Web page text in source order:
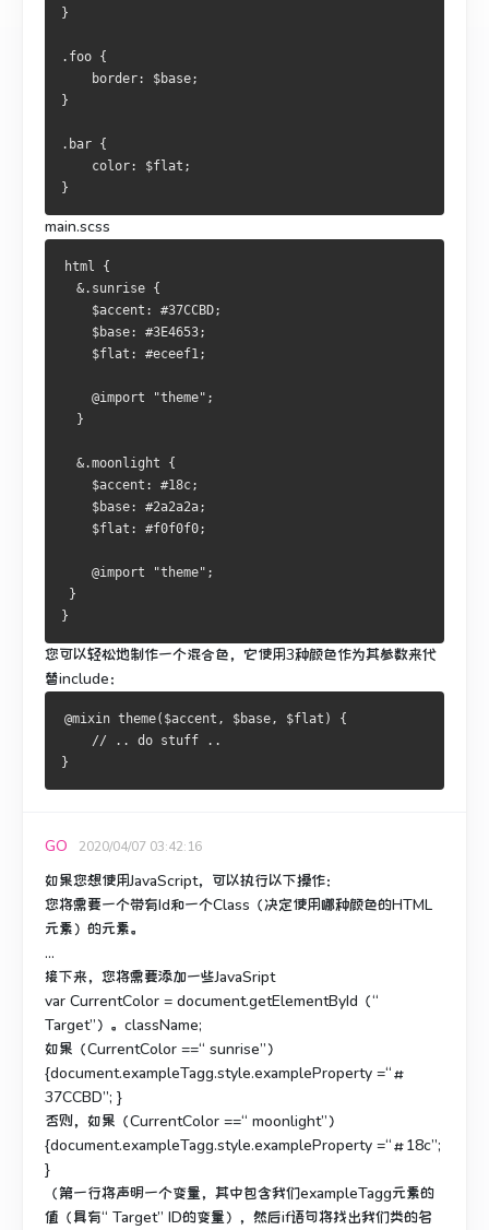
}
.foo {
    border: $base;
}
.bar {
    color: $flat;
}
main.scss
html {
  &.sunrise {
    $accent: #37CCBD;
    $base: #3E4653;
    $flat: #eceef1;
    @import "theme";
  }
  &.moonlight {
    $accent: #18c;
    $base: #2a2a2a;
    $flat: #f0f0f0;
    @import "theme";
}
}
您可以轻松地制作一个混合色，它使用3种颜色作为其参数来代
替include：
@mixin theme($accent, $base, $flat) {
    // .. do stuff ..
}
GO 2020/04/07 03:42:16
如果您想使用JavaScript，可以执行以下操作：
您将需要一个带有Id和一个Class（决定使用哪种颜色的HTML
元素）的元素。
...
接下来，您将需要添加一些JavaSript
var CurrentColor = document.getElementById（“
Target”）。className;
如果（CurrentColor ==“ sunrise”）
{document.exampleTagg.style.exampleProperty =“＃
37CCBD”; }
否则，如果（CurrentColor ==“ moonlight”）
{document.exampleTagg.style.exampleProperty =“＃18c”;
}
（第一行将声明一个变量，其中包含我们exampleTagg元素的
值（具有“ Target” ID的变量），然后if语句将找出我们类的名